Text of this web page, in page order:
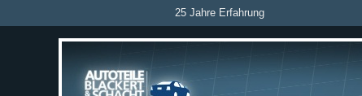
25 Jahre Erfahrung